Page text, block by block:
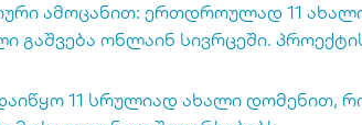
ამოცანით: ერთდროულად 11
გაშვება ონლაინ სივრცეში.
11 სრულიად ახალი დომენით,